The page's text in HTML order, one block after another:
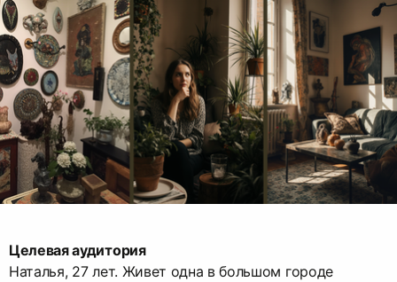
Целевая аудитория
Наталья, 27 лет. Живет одна в большом городе